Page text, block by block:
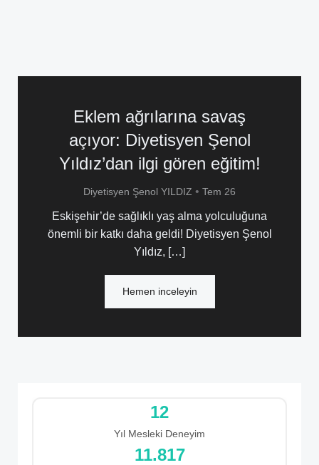
Eklem ağrılarına savaş
açıyor: Diyetisyen Şenol
Yıldız’dan ilgi gören eğitim!
Diyetisyen Şenol YILDIZ • Tem 26
Eskişehir’de sağlıklı yaş alma yolculuğuna
önemli bir katkı daha geldi! Diyetisyen Şenol
Yıldız, […]
Hemen inceleyin
12
Yıl Mesleki Deneyim
12.423